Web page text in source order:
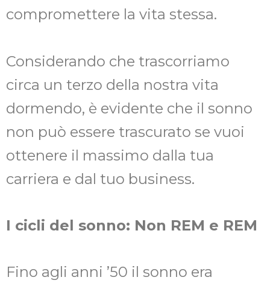
compromettere la vita stessa.
Considerando che trascorriamo
circa un terzo della nostra vita
dormendo, è evidente che il sonno
non può essere trascurato se vuoi
ottenere il massimo dalla tua
carriera e dal tuo business.
I cicli del sonno: Non REM e REM
Fino agli anni ’50 il sonno era